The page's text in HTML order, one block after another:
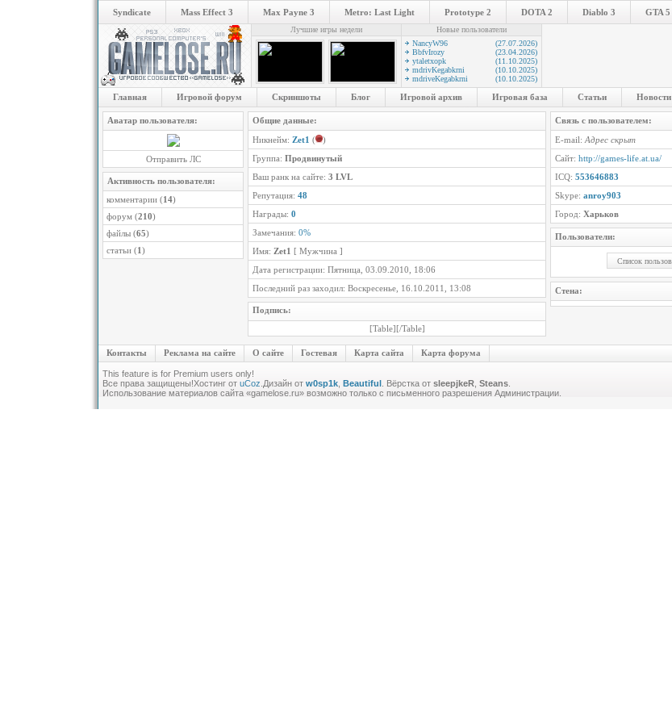
Syndicate Mass Effect 3 Max Payne 3 Metro: Last Light Prototype 2 DOTA 2 Diablo 3 GTA 5
Лучшие игры недели
Новые пользователи
NancyW96
(27.07.2026)
BbfvIrozy
(23.04.2026)
ytaletxopk
(11.10.2025)
mdrivKegabkrni
(10.10.2025)
mdriveKegabkrni
(10.10.2025)
Главная Игровой форум Скриншоты Блог Игровой архив Игровая база Статьи Новости
Аватар пользователя:
Отправить ЛС
Активность пользователя:
комментарии (14)
форум (210)
файлы (65)
статьи (1)
Общие данные:
Никнейм: Zet1 (
)
Группа: Продвинутый
Ваш ранк на сайте: 3 LVL
Репутация: 48
Награды: 0
Замечания: 0%
Имя: Zet1 [ Мужчина ]
Дата регистрации: Пятница, 03.09.2010, 18:06
Последний раз заходил: Воскресенье, 16.10.2011, 13:08
Подпись:
[Table][/Table]
Связь с пользователем:
E-mail: Адрес скрыт
Сайт: http://games-life.at.ua/
ICQ: 553646883
Skype: anroy903
Город: Харьков
Пользователи:
Стена:
Контакты Реклама на сайте О сайте Гостевая Карта сайта Карта форума
This feature is for Premium users only!
Все права защищены!Хостинг от uCoz .Дизайн от w0sp1k Beautiful . Вёрстка от sleepjkeR Steans
Использование материалов сайта «gamelose.ru» возможно только с письменного разрешения Администрации.